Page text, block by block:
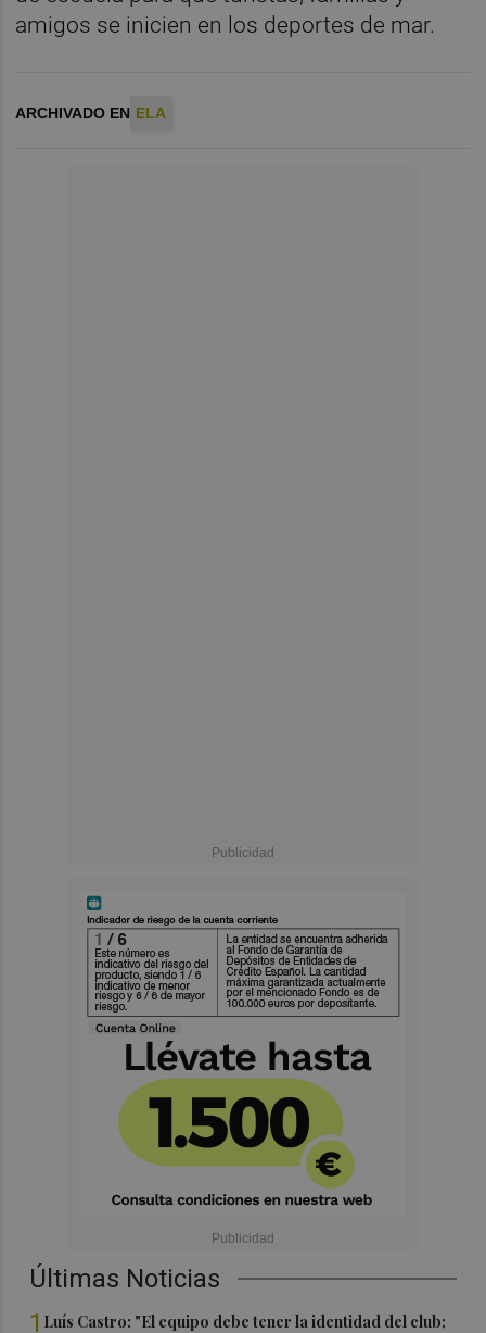
Últimas Noticias
1 Luís Castro: "El equipo debe tener la identidad del club;
amigos se inicien en los deportes de mar.
ARCHIVADO EN ELA